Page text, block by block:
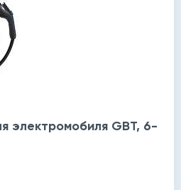
электромобиля GBT, 6-